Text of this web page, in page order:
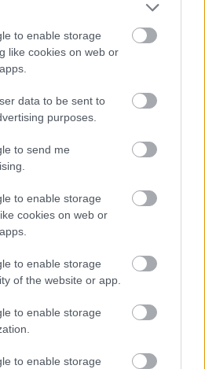
to enable storage
like cookies on web or
data to be sent to
purposes.
to send me
to enable storage
cookies on web or
to enable storage
of the website or app.
to enable storage
to enable storage
FESTENI
UTAZUNK, HANEM
TÁRSASÁGRA”